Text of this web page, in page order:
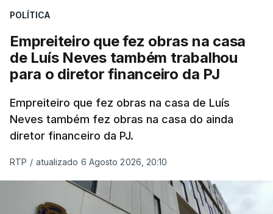
POLÍTICA
Empreiteiro que fez obras na casa
de Luís Neves também trabalhou
para o diretor financeiro da PJ
Empreiteiro que fez obras na casa de Luís
Neves também fez obras na casa do ainda
diretor financeiro da PJ.
RTP / atualizado 6 Agosto 2026, 20:10